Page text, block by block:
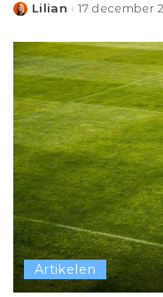
Posted
Lilian 17 december
Artikelen